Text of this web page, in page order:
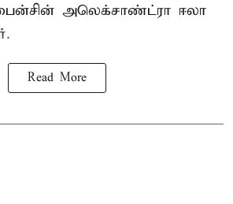
அலெக்சாண்ட்ரா ஈலா
Read More